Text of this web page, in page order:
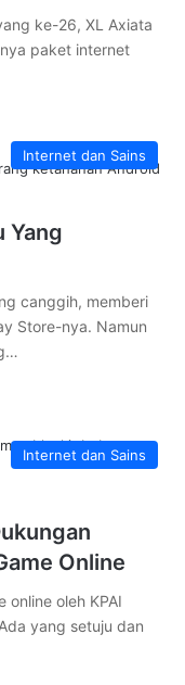
ke-26, XL Axiata
paket internet
Internet dan Sains
Yang
canggih, memberi
Store-nya. Namun
Internet dan Sains
Online
online oleh KPAI
yang setuju dan